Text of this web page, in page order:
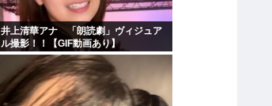
井上清華アナ 「朗読劇」ヴィジュア
ル撮影！！【GIF動画あり】